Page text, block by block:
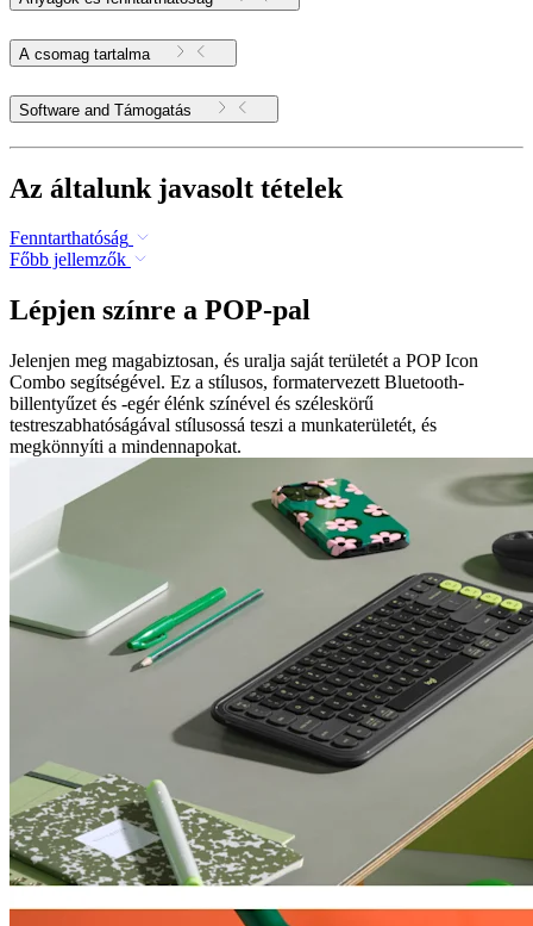
A csomag tartalma
Software and Támogatás
Az általunk javasolt tételek
Fenntarthatóság
Főbb jellemzők
Lépjen színre a POP-pal
Jelenjen meg magabiztosan, és uralja saját területét a POP Icon
Combo segítségével. Ez a stílusos, formatervezett Bluetooth-
billentyűzet és -egér élénk színével és széleskörű
testreszabhatóságával stílusossá teszi a munkaterületét, és
megkönnyíti a mindennapokat.